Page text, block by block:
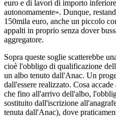
euro e di lavori di importo
autonomamente». Dunque,
150mila euro, anche un piccolo
appalti in proprio senza dover
aggregatore.
Sopra queste soglie scatterebbe
cioè l'obbligo di qualificazione
un albo tenuto dall'Anac. Un
dall'essere realizzato. Cosa
che fino all'arrivo dell'albo,
sostituito dall'iscrizione
tenuta dall'Anac), dove